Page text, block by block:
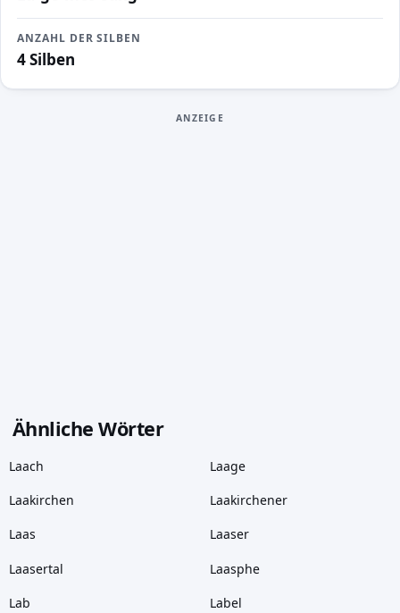
ANZAHL DER SILBEN
4 Silben
ANZEIGE
Ähnliche Wörter
Laach Laage
Laakirchen Laakirchener
Laas Laaser
Laasertal Laasphe
Lab Label